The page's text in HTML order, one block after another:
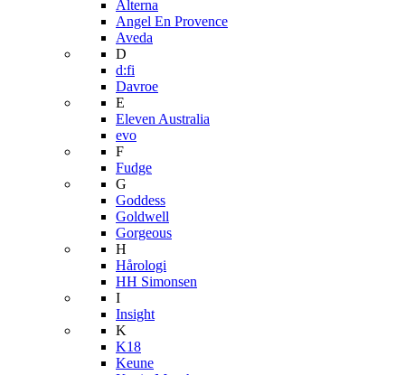
Alterna
Angel En Provence
Aveda
D
d:fi
Davroe
E
Eleven Australia
evo
F
Fudge
G
Goddess
Goldwell
Gorgeous
H
Hårologi
HH Simonsen
I
Insight
K
K18
Keune